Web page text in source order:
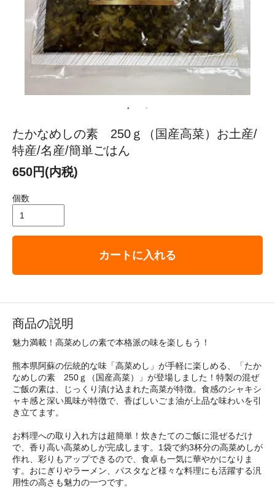
たかなめしの素 250ｇ（国産高菜）お土産/
特産/名産/簡単ごはん
650円(内税)
個数
カートに入れる
商品の説明
魅力満載！高菜めしの素で本格派の味を楽しもう！
熊本県阿蘇の伝統的な味「高菜めし」が手軽に楽しめる、「たか
なめしの素 250ｇ（国産高菜）」が登場しました！特製の混ぜ
ご飯の素は、じっくり漬け込まれた高菜が特徴。食感のシャキシ
ャキ感と深い風味が特徴で、香ばしいごま油が上品な味わいを引
き立てます。
お料理への取り入れ方は超簡単！炊きたてのご飯に混ぜるだけ
で、香り高い高菜めしが完成します。1袋で約3杯分の高菜めしが
作れ、彩りもアップできるので、食卓も一気に華やかになりま
す。おにぎりやラーメン、パスタなど様々な料理にも活躍する汎
用性の高さも魅力の一つです。